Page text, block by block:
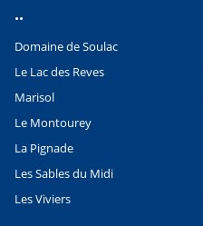
..
Domaine de Soulac
Le Lac des Reves
Marisol
Le Montourey
La Pignade
Les Sables du Midi
Les Viviers